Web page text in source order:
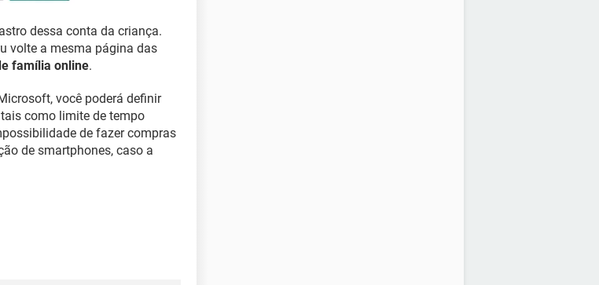
dessa conta da criança.
volte a mesma página das
família online.
você poderá definir
como limite de tempo
de fazer compras
de smartphones, caso a